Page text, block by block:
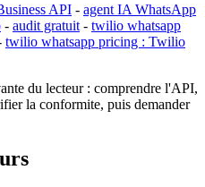
API - agent IA WhatsApp
- audit gratuit - twilio whatsapp
twilio whatsapp pricing : Twilio
du lecteur : comprendre l'API,
la conformite, puis demander